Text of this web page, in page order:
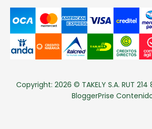
Copyright: 2026 © TAKELY S.A. RUT 214
BloggerPrise